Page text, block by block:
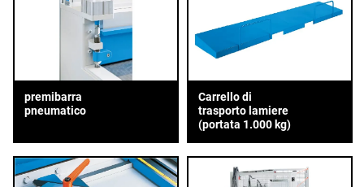
premibarra
pneumatico
Carrello di
trasporto lamiere
(portata 1.000 kg)